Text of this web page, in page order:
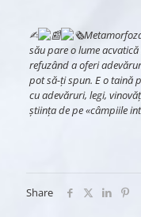
✍︎
său pare o lume
refuzând a oferi
pot să-ți spun. E o taină
cu adevăruri, legi,
ştiința de pe «câmpiile
Share